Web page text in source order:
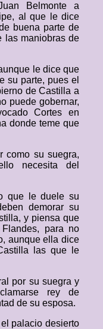
Belmonte a
al que le dice
buena parte de
las maniobras de
le dice que
su parte, pues el
de Castilla a
puede gobernar,
Cortes en
donde teme que
como su suegra,
necesita del
que le duele su
demorar su
y piensa que
para no
aunque ella dice
las que le
por su suegra y
rey de
de su esposa.
palacio desierto